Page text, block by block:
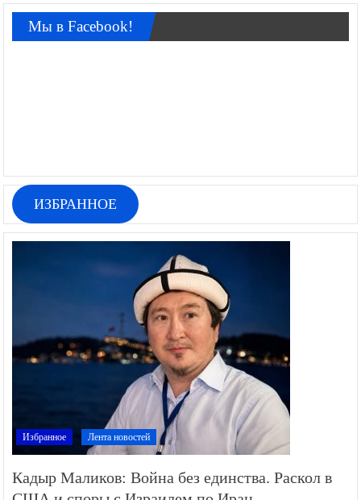
Мы в Facebook!
ИЗБРАННОЕ
Избранное Лента новостей
Кадыр Маликов: Война без единства. Раскол в